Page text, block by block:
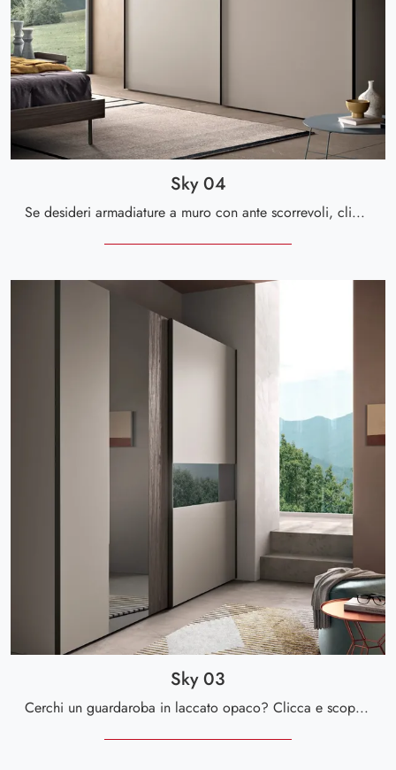
Sky 04
Se desideri armadiature a muro con ante scorrevoli, clicca e scopri l'armadio Sky 04 di Spar in melaminico.
Sky 03
Cerchi un guardaroba in laccato opaco? Clicca e scopri armadiature a muro con ante scorrevoli di Spar.